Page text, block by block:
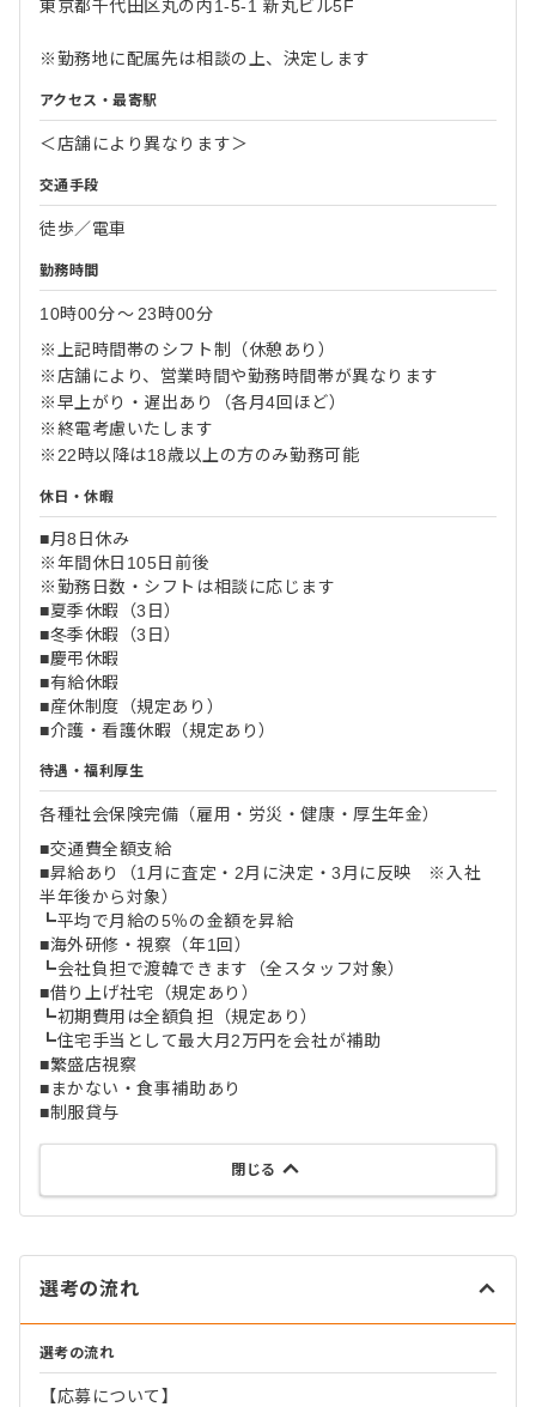
東京都千代田区丸の内1-5-1 新丸ビル5F
※勤務地に配属先は相談の上、決定します
アクセス・最寄駅
＜店舗により異なります＞
交通手段
徒歩／電車
勤務時間
10時00分〜 23時00分
※上記時間帯のシフト制（休憩あり）
※店舗により、営業時間や勤務時間帯が異なります
※早上がり・遅出あり（各月4回ほど）
※終電考慮いたします
※22時以降は18歳以上の方のみ勤務可能
休日・休暇
■月8日休み
※年間休日105日前後
※勤務日数・シフトは相談に応じます
■夏季休暇（3日）
■冬季休暇（3日）
■慶弔休暇
■有給休暇
■産休制度（規定あり）
■介護・看護休暇（規定あり）
待遇・福利厚生
各種社会保険完備（雇用・労災・健康・厚生年金）
■交通費全額支給
■昇給あり（1月に査定・2月に決定・3月に反映 ※入社
半年後から対象）
┗平均で月給の5％の金額を昇給
■海外研修・視察（年1回）
┗会社負担で渡韓できます（全スタッフ対象）
■借り上げ社宅（規定あり）
┗初期費用は全額負担（規定あり）
┗住宅手当として最大月2万円を会社が補助
■繁盛店視察
■まかない・食事補助あり
■制服貸与
閉じる
選考の流れ
選考の流れ
【応募について】